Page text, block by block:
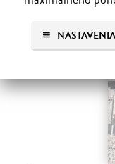
NASTAVENIA